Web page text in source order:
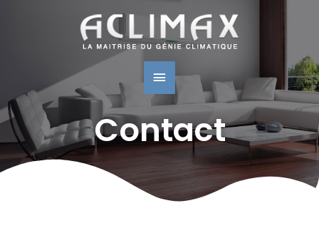
Menu
Principal
Contact